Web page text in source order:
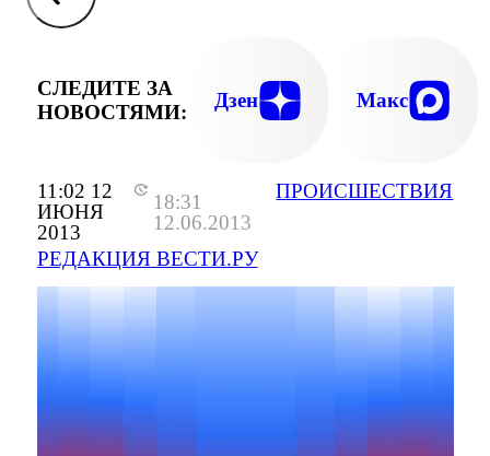
11:02 12
ИЮНЯ
2013
18:31
12.06.2013
РЕДАКЦИЯ ВЕСТИ.РУ
ПРОИСШЕСТВИЯ
СЛЕДИТЕ ЗА
НОВОСТЯМИ:
Дзен Макс